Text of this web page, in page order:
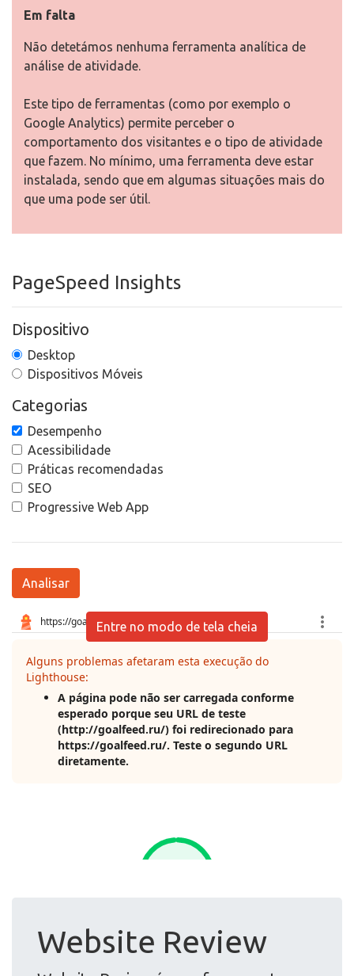
Em falta
Não detetámos nenhuma ferramenta analítica de
análise de atividade.
Este tipo de ferramentas (como por exemplo o
Google Analytics) permite perceber o
comportamento dos visitantes e o tipo de atividade
que fazem. No mínimo, uma ferramenta deve estar
instalada, sendo que em algumas situações mais do
que uma pode ser útil.
PageSpeed Insights
Dispositivo
Desktop
Dispositivos Móveis
Categorias
Desempenho
Acessibilidade
Práticas recomendadas
SEO
Progressive Web App
Analisar
Entre no modo de tela cheia
Website Review